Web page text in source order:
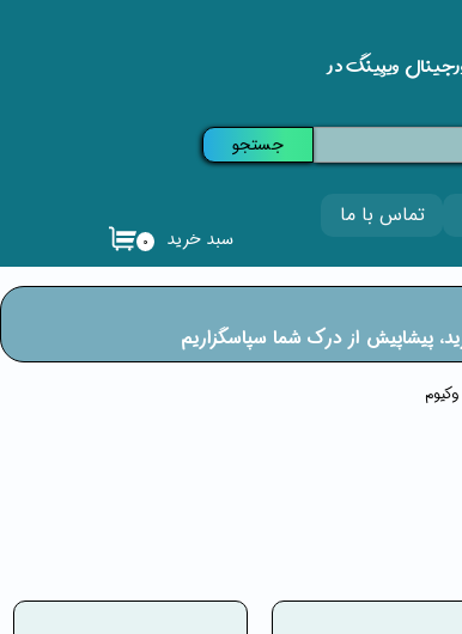
تماس با ما
۰ سبد خرید
ویپینگ در
جستجو
پیشاپیش از درک شما سپاسگزاریم